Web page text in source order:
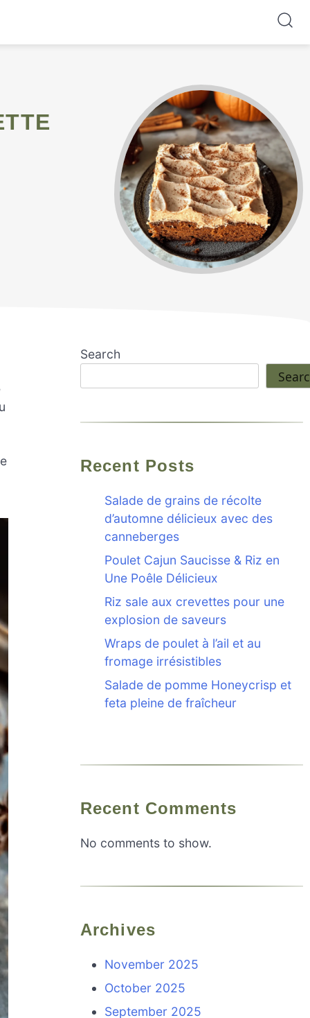
Search
Recent Posts
Salade de grains de récolte
d’automne délicieux avec des
canneberges
Poulet Cajun Saucisse & Riz en
Une Poêle Délicieux
Riz sale aux crevettes pour une
explosion de saveurs
Wraps de poulet à l’ail et au
fromage irrésistibles
Salade de pomme Honeycrisp et
feta pleine de fraîcheur
Recent Comments
No comments to show.
Archives
November 2025
October 2025
September 2025